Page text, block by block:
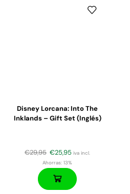
Disney Lorcana: Into The
Inklands – Gift Set (Inglés)
€29,95 €25,95 iva incl.
Ahorras: 13%